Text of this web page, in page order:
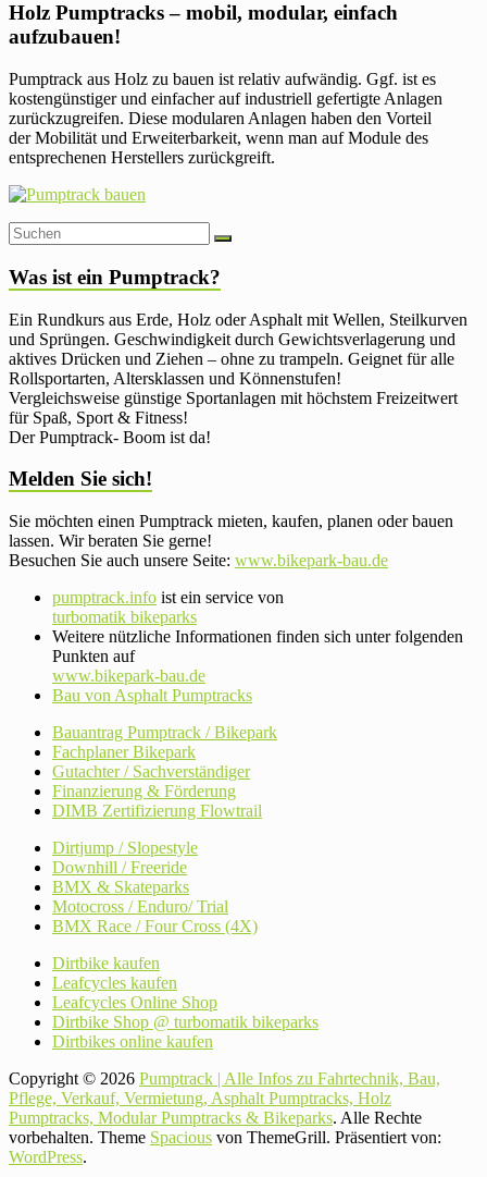
Holz Pumptracks – mobil, modular, einfach
aufzubauen!
Pumptrack aus Holz zu bauen ist relativ aufwändig. Ggf. ist es
kostengünstiger und einfacher auf industriell gefertigte Anlagen
zurückzugreifen. Diese modularen Anlagen haben den Vorteil
der Mobilität und Erweiterbarkeit, wenn man auf Module des
entsprechenen Herstellers zurückgreift.
Was ist ein Pumptrack?
Ein Rundkurs aus Erde, Holz oder Asphalt mit Wellen, Steilkurven
und Sprüngen. Geschwindigkeit durch Gewichtsverlagerung und
aktives Drücken und Ziehen – ohne zu trampeln. Geignet für alle
Rollsportarten, Altersklassen und Könnenstufen!
Vergleichsweise günstige Sportanlagen mit höchstem Freizeitwert
für Spaß, Sport & Fitness!
Der Pumptrack- Boom ist da!
Melden Sie sich!
Sie möchten einen Pumptrack mieten, kaufen, planen oder bauen
lassen. Wir beraten Sie gerne!
Besuchen Sie auch unsere Seite: www.bikepark-bau.de
pumptrack.info ist ein service von
turbomatik bikeparks
Weitere nützliche Informationen finden sich unter folgenden
Punkten auf
www.bikepark-bau.de
Bau von Asphalt Pumptracks
Bauantrag Pumptrack / Bikepark
Fachplaner Bikepark
Gutachter / Sachverständiger
Finanzierung & Förderung
DIMB Zertifizierung Flowtrail
Dirtjump / Slopestyle
Downhill / Freeride
BMX & Skateparks
Motocross / Enduro/ Trial
BMX Race / Four Cross (4X)
Dirtbike kaufen
Leafcycles kaufen
Leafcycles Online Shop
Dirtbike Shop @ turbomatik bikeparks
Dirtbikes online kaufen
Copyright © 2026 Pumptrack | Alle Infos zu Fahrtechnik, Bau,
Pflege, Verkauf, Vermietung, Asphalt Pumptracks, Holz
Pumptracks, Modular Pumptracks & Bikeparks. Alle Rechte
vorbehalten. Theme Spacious von ThemeGrill. Präsentiert von:
WordPress.